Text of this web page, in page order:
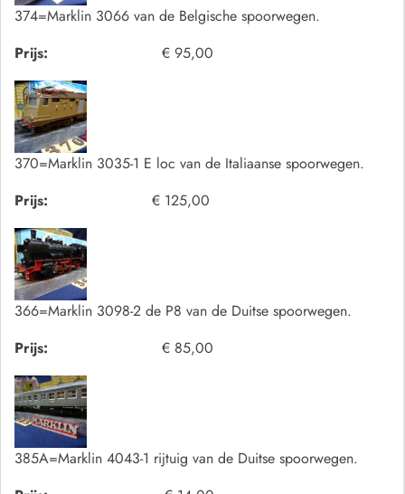
374=Marklin 3066 van de Belgische spoorwegen.
Prijs:
€ 95,00
370=Marklin 3035-1 E loc van de Italiaanse spoorwegen.
Prijs:
€ 125,00
366=Marklin 3098-2 de P8 van de Duitse spoorwegen.
Prijs:
€ 85,00
385A=Marklin 4043-1 rijtuig van de Duitse spoorwegen.